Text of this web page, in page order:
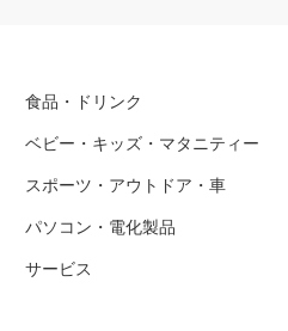
食品・ドリンク
ベビー・キッズ・マタニティー
スポーツ・アウトドア・車
パソコン・電化製品
サービス